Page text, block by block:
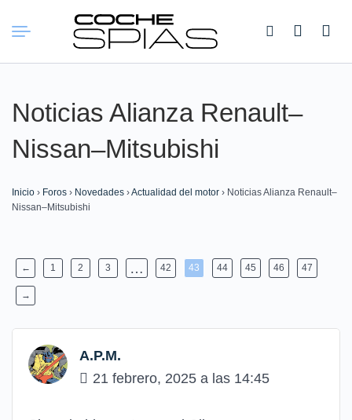
Buscar:
Noticias Alianza Renault–
Nissan–Mitsubishi
Inicio › Foros › Novedades ›Actualidad del motor › Noticias Alianza Renault–
Nissan–Mitsubishi
← 1 2 3 … 42 43 44 45 46 47
→
A.P.M.
21 febrero, 2025 a las 14:45